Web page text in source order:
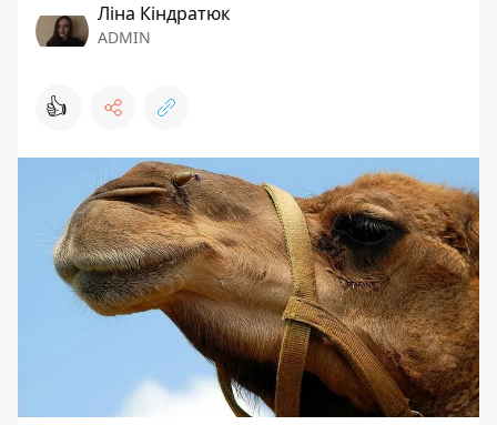
Ліна Кіндратюк
ADMIN
👍